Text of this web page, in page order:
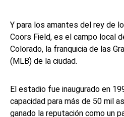
Y para los amantes del rey de
Coors Field, es el campo local
Colorado, la franquicia de las
(MLB) de la ciudad.
El estadio fue inaugurado en
capacidad para más de 50 mil
ganado la reputación como un